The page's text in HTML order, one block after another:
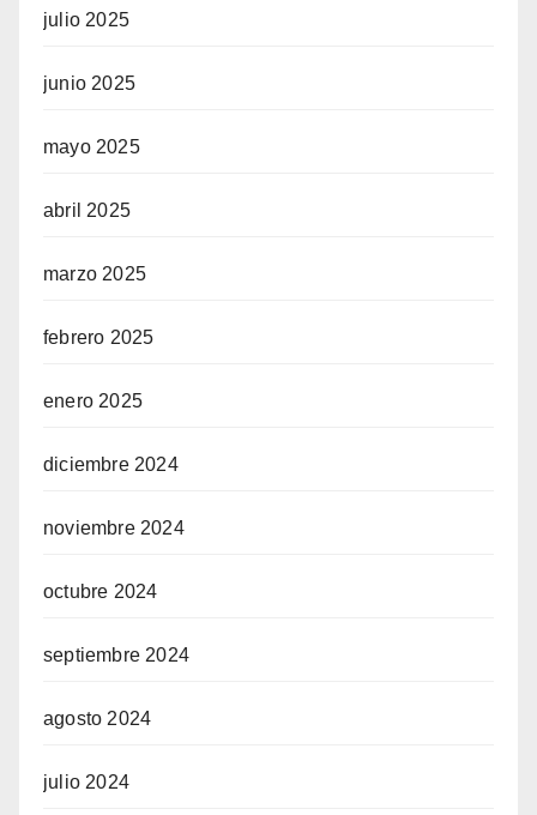
julio 2025
junio 2025
mayo 2025
abril 2025
marzo 2025
febrero 2025
enero 2025
diciembre 2024
noviembre 2024
octubre 2024
septiembre 2024
agosto 2024
julio 2024